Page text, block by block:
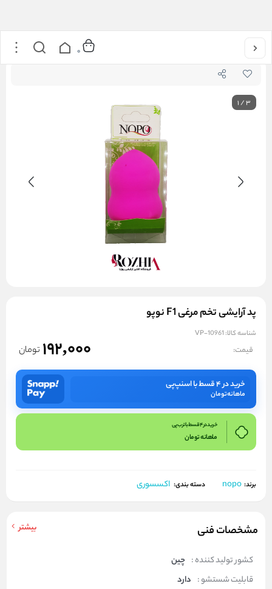
خانه 0
1/3
پد آرایشی تخم مرغی F1 نوپو
شناسه کالا: VP-10961
قیمت: 192,000 تومان
خرید در ۴ قسط با اسنپ‌پی
ماهانهتومان
خرید در 4 قسط با ترب پی
ماهانهتومان
برند: nopo دسته بندی: اکسسوری
مشخصات فنی بیشتر
کشور تولید کننده : چین
قابلیت شستشو : دارد